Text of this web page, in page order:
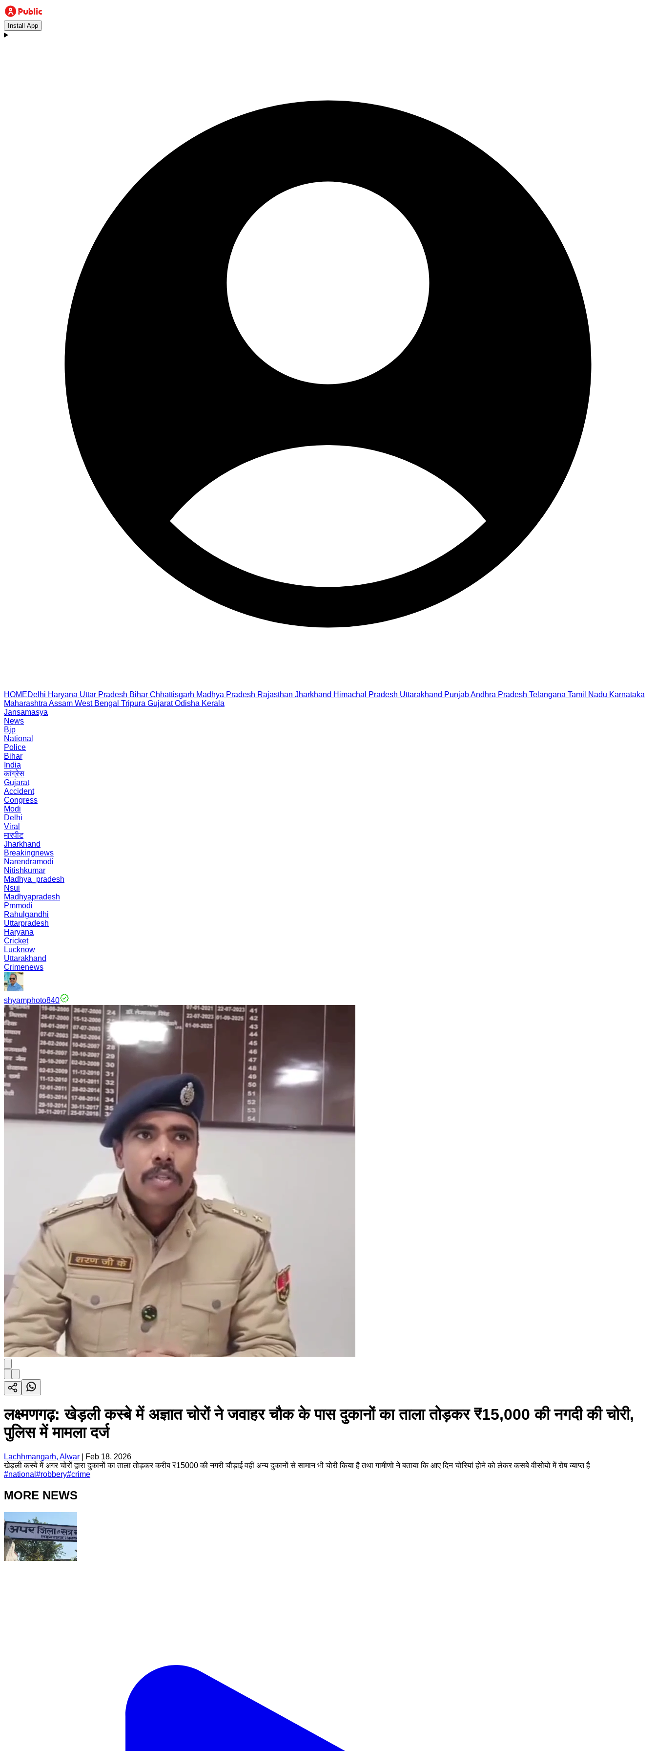
Install App
HOMEDelhi Haryana Uttar Pradesh Bihar Chhattisgarh Madhya Pradesh Rajasthan Jharkhand Himachal Pradesh Uttarakhand PunjabAndhra Pradesh Telangana Tamil Nadu Karnataka
Maharashtra Assam West Bengal Tripura Gujarat Odisha Kerala
Jansamasya
News
Bjp
National
Police
Bihar
India
कांग्रेस
Gujarat
Accident
Congress
Modi
Delhi
Viral
मारपीट
Jharkhand
Breakingnews
Narendramodi
Nitishkumar
Madhya_pradesh
Nsui
Madhyapradesh
Pmmodi
Rahulgandhi
Uttarpradesh
Haryana
Cricket
Lucknow
Uttarakhand
Crimenews
shyamphoto840
लक्ष्मणगढ़: खेड़ली कस्बे में अज्ञात चोरों ने जवाहर चौक के पास दुकानों का ताला तोड़कर ₹15,000 की नगदी की चोरी,
पुलिस में मामला दर्ज
Lachhmangarh, Alwar
Feb 18, 2026
खेड़ली कस्बे में अगर चोरों द्वारा दुकानों का ताला तोड़कर करीब ₹15000 की नगरी चौड़ाई वहीं अन्य दुकानों से सामान भी चोरी किया है तथा गामीणो ने बताया कि आए दिन चोरियां होने को लेकर कसबे वीसोयो में रोष व्याप्त है
#national #robbery#crime
MORE NEWS